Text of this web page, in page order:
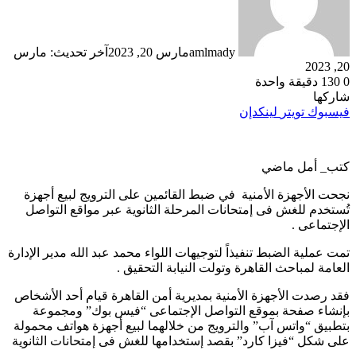
amlmadyمارس 20, 2023
آخر تحديث: مارس
20, 2023
0
دقيقة واحدة
شاركها
فيسبوك تويتر لينكدإن
كتب_ أمل ماضي
نجحت الأجهزة الأمنية في ضبط القائمين على الترويج لبيع أجهزة
تُستخدم للغش فى إمتحانات المرحلة الثانوية عبر مواقع التواصل
الإجتماعى .
تمت عملية الضبط تنفيذاً لتوجيهات اللواء محمد عبد الله مدير الإدارة
العامة لمباحث القاهرة وتولت النيابة التحقيق .
فقد رصدت الأجهزة الأمنية بمديرية أمن القاهرة قيام أحد الأشخاص
بإنشاء صفحة بموقع التواصل الإجتماعى “فيس بوك” ومجموعة
بتطبيق “واتس آب” والترويج من خلالهما لبيع أجهزة هواتف محمولة
على شكل “فيزا كارد” بقصد إستخدامها للغش فى إمتحانات الثانوية